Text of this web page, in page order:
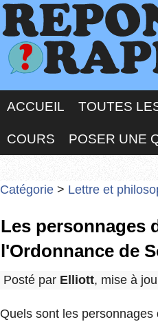
ACCUEIL TOUTES
COURS POSER UNE
Catégorie > Lettre et
Les personnages
l'Ordonnance de
Posté par Elliott, mise à
Quels sont les